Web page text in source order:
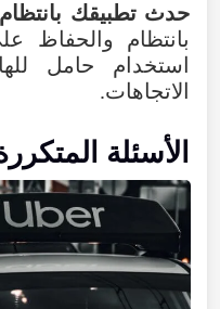
حدث تطبيقك
بانتظام والحفاظ
استخدام حامل
الاتجاهات.
الأسئلة